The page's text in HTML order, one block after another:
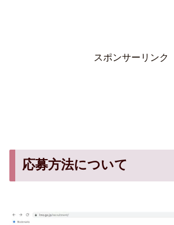
スポンサーリンク
応募方法について